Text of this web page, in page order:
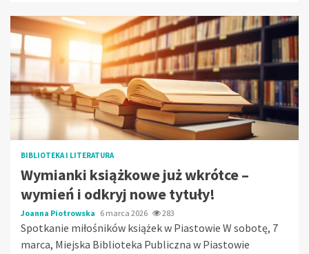
BIBLIOTEKA I LITERATURA
Wymianki książkowe już wkrótce –
wymień i odkryj nowe tytuły!
Joanna Piotrowska 6 marca 2026 283
Spotkanie miłośników książek w Piastowie W sobotę, 7
marca, Miejska Biblioteka Publiczna w Piastowie